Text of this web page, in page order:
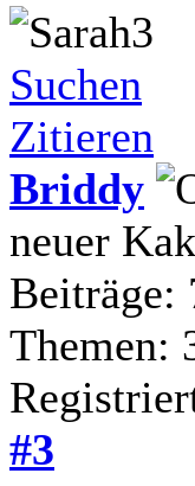
Suchen
Zitieren
Briddy
neuer
Beiträge:
Themen:
#3